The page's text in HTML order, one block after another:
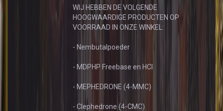
WIJ HEBBEN DE VOLGENDE
HOOGWAARDIGE PRODUCTEN OP
VOORRAAD IN ONZE WINKEL:
- Nembutalpoeder
- MDPHP Freebase en HCl
- MEPHEDRONE (4-MMC)
- Clephedrone (4-CMC)